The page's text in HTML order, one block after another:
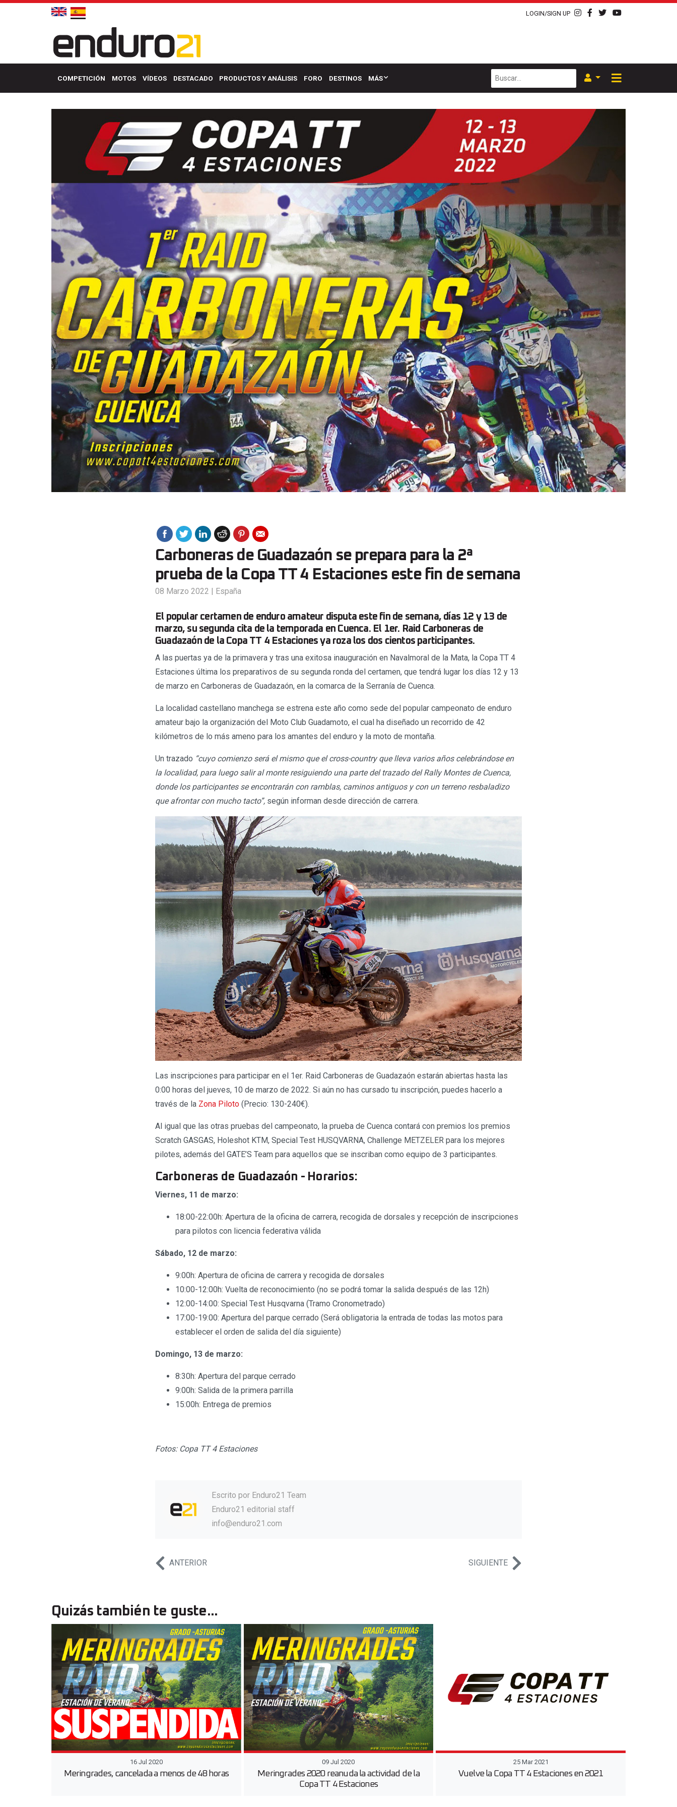
LOGIN/SIGN UP
COMPETICIÓN MOTOS VÍDEOS DESTACADO PRODUCTOS Y ANÁLISIS FORO DESTINOS MÁS
Carboneras de Guadazaón se prepara para la 2ª
prueba de la Copa TT 4 Estaciones este fin de semana
08 Marzo 2022 | España
El popular certamen de enduro amateur disputa este fin de semana, días 12 y 13 de
marzo, su segunda cita de la temporada en Cuenca. El 1er. Raid Carboneras de
Guadazaón de la Copa TT 4 Estaciones ya roza los dos cientos participantes.
A las puertas ya de la primavera y tras una exitosa inauguración en Navalmoral de la Mata, la Copa TT 4
Estaciones última los preparativos de su segunda ronda del certamen, que tendrá lugar los días 12 y 13
de marzo en Carboneras de Guadazaón, en la comarca de la Serranía de Cuenca.
La localidad castellano manchega se estrena este año como sede del popular campeonato de enduro
amateur bajo la organización del Moto Club Guadamoto, el cual ha diseñado un recorrido de 42
kilómetros de lo más ameno para los amantes del enduro y la moto de montaña.
Un trazado “cuyo comienzo será el mismo que el cross-country que lleva varios años celebrándose en
la localidad, para luego salir al monte resiguiendo una parte del trazado del Rally Montes de Cuenca,
donde los participantes se encontrarán con ramblas, caminos antiguos y con un terreno resbaladizo
que afrontar con mucho tacto”, según informan desde dirección de carrera.
Las inscripciones para participar en el 1er. Raid Carboneras de Guadazaón estarán abiertas hasta las
0:00 horas del jueves, 10 de marzo de 2022. Si aún no has cursado tu inscripción, puedes hacerlo a
través de la Zona Piloto (Precio: 130-240€).
Al igual que las otras pruebas del campeonato, la prueba de Cuenca contará con premios los premios
Scratch GASGAS, Holeshot KTM, Special Test HUSQVARNA, Challenge METZELER para los mejores
pilotes, además del GATE’S Team para aquellos que se inscriban como equipo de 3 participantes.
Carboneras de Guadazaón - Horarios:
Viernes, 11 de marzo:
18:00-22:00h: Apertura de la oficina de carrera, recogida de dorsales y recepción de inscripciones
para pilotos con licencia federativa válida
Sábado, 12 de marzo:
9:00h: Apertura de oficina de carrera y recogida de dorsales
10:00-12:00h: Vuelta de reconocimiento (no se podrá tomar la salida después de las 12h)
12:00-14:00: Special Test Husqvarna (Tramo Cronometrado)
17:00-19:00: Apertura del parque cerrado (Será obligatoria la entrada de todas las motos para
establecer el orden de salida del día siguiente)
Domingo, 13 de marzo:
8:30h: Apertura del parque cerrado
9:00h: Salida de la primera parrilla
15:00h: Entrega de premios
Fotos: Copa TT 4 Estaciones
Escrito por Enduro21 Team
Enduro21 editorial staff
info@enduro21.com
ANTERIOR SIGUIENTE
Quizás también te guste...
16 Jul 2020
Meringrades, cancelada a menos de 48 horas
09 Jul 2020
Meringrades 2020 reanuda la actividad de la
Copa TT 4 Estaciones
25 Mar 2021
Vuelve la Copa TT 4 Estaciones en 2021